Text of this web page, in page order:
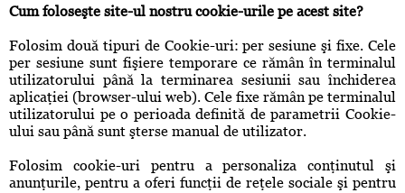
Cum foloseşte site-ul nostru cookie-urile pe acest site?
Folosim două tipuri de Cookie-uri: per sesiune şi fixe. Cele
per sesiune sunt fişiere temporare ce rămân în terminalul
utilizatorului până la terminarea sesiunii sau închiderea
aplicaţiei (browser-ului web). Cele fixe rămân pe terminalul
utilizatorului pe o perioada definită de parametrii Cookie-
ului sau până sunt şterse manual de utilizator.
Folosim cookie-uri pentru a personaliza conţinutul şi
anunţurile, pentru a oferi funcţii de reţele sociale şi pentru